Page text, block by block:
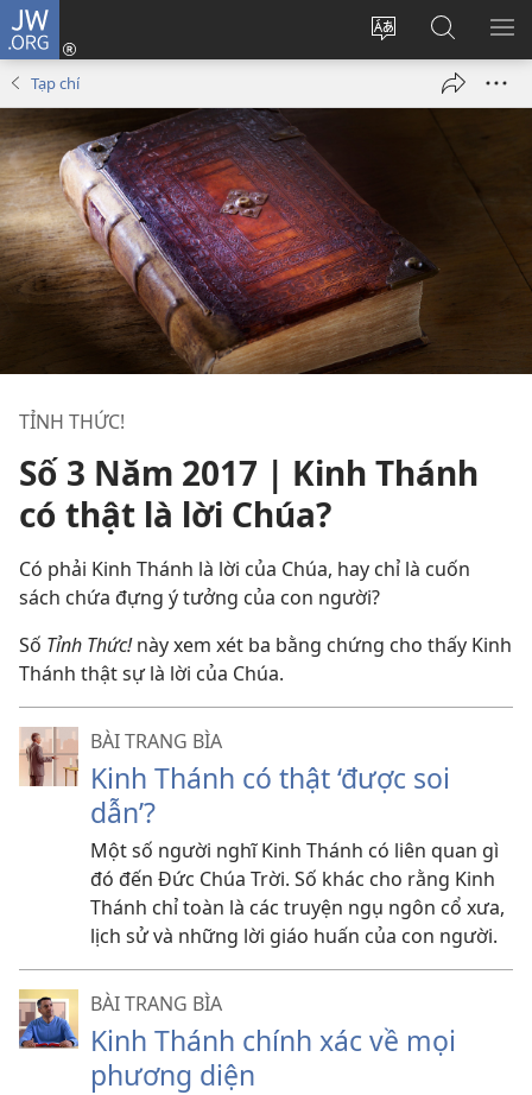
JW.ORG
Thay
Đăng
nhập
Tìm
kiếm
JW.ORG
Tạp chí
TỈNH THỨC!
Số 3 Năm 2017 | Kinh Thánh
có thật là lời Chúa?
Có phải Kinh Thánh là lời của Chúa, hay chỉ là cuốn
sách chứa đựng ý tưởng của con người?
Số Tỉnh Thức!này xem xét ba bằng chứng cho thấy Kinh
Thánh thật sự là lời của Chúa.
BÀI TRANG BÌA
Kinh Thánh có thật ‘được soi
dẫn’?
Một số người nghĩ Kinh Thánh có liên quan gì
đó đến Đức Chúa Trời. Số khác cho rằng Kinh
Thánh chỉ toàn là các truyện ngụ ngôn cổ xưa,
lịch sử và những lời giáo huấn của con người.
BÀI TRANG BÌA
Kinh Thánh chính xác về mọi
phương diện